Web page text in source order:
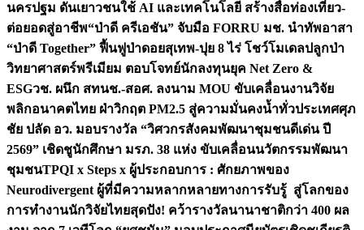
นครปฐม ดันเยาวชนใช้ AI และเทคโนโลยี สร้างสื่อท่องเที่ยว-
ต่อยอดสู่อาชีพ“ป่าดี ครีเอชัน” จับมือ FORRU มช. นำทัพอาสา
“ป่าดี Together” ฟื้นฟูป่าดอยสุเทพ-ปุย 8 ไร่ โชว์โมเดลปลูกป่า
วิทยาศาสตร์พรีเมียม ตอบโจทย์นักลงทุนยุค Net Zero &
ESGวช. ผนึก สทนช.-สอศ. ลงนาม MOU ขับเคลื่อนงานวิจัย
พลิกอนาคตไทย ฝ่าวิกฤต PM2.5 สู่ความมั่นคงน้ำทั่วประเทศศุภ
ชัย ปลัด อว. มอบรางวัล “วิศวกรสังคมพัฒนาชุมชนดีเด่น ปี
2569” เชิดชูนักศึกษา มรภ. 38 แห่ง ขับเคลื่อนนวัตกรรมพัฒนา
ชุมชนTPQI x Steps x ผู้ประกอบการ : ศักยภาพของ
Neurodivergent ผู้ที่มีความหลากหลายทางการรับรู้ สู่โลกของ
การทำงานนักวิจัยไทยสุดปัง! คว้ารางวัลนานาชาติกว่า 400 ผล